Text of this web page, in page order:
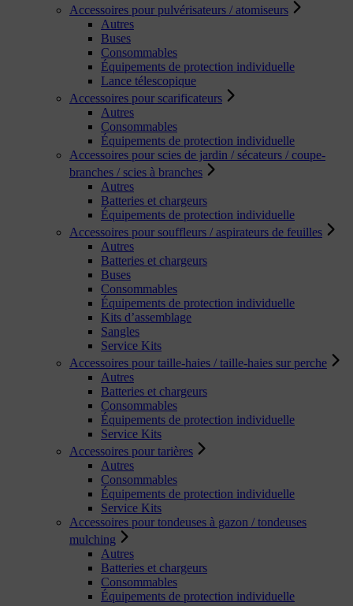
Accessoires pour pulvérisateurs / atomiseurs
Autres
Buses
Consommables
Équipements de protection individuelle
Lance télescopique
Accessoires pour scarificateurs
Autres
Consommables
Équipements de protection individuelle
Accessoires pour scies de jardin / sécateurs / coupe-
branches / scies à branches
Autres
Batteries et chargeurs
Équipements de protection individuelle
Accessoires pour souffleurs / aspirateurs de feuilles
Autres
Batteries et chargeurs
Buses
Consommables
Équipements de protection individuelle
Kits d’assemblage
Sangles
Service Kits
Accessoires pour taille-haies / taille-haies sur perche
Autres
Batteries et chargeurs
Consommables
Équipements de protection individuelle
Service Kits
Accessoires pour tarières
Autres
Consommables
Équipements de protection individuelle
Service Kits
Accessoires pour tondeuses à gazon / tondeuses
mulching
Autres
Batteries et chargeurs
Consommables
Équipements de protection individuelle